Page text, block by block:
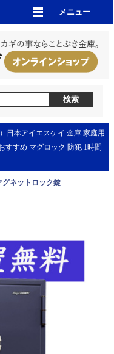
メニュー
日本アイエスケイ 金庫 家庭用
すすめ マグロック 防犯 1時間
グネットロック錠